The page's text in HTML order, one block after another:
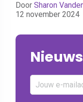
Door Sharon
12 november 2024